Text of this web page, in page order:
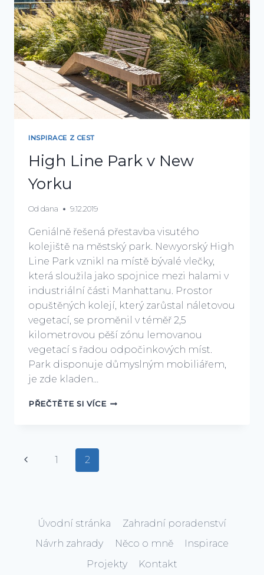
INSPIRACE Z CEST
High Line Park v New
Yorku
Od dana 9.12.2019
Geniálně řešená přestavba visutého
kolejiště na městský park. Newyorský High
Line Park vznikl na místě bývalé vlečky,
která sloužila jako spojnice mezi halami v
industriální části Manhattanu. Prostor
opuštěných kolejí, který zarůstal náletovou
vegetací, se proměnil v téměř 2,5
kilometrovou pěší zónu lemovanou
vegetací s řadou odpočinkových míst.
Park disponuje důmyslným mobiliářem,
je zde kladen…
PŘEČTĚTE SI VÍCEHIGH
Navigace
Předchozí
1 2
Úvodní stránka
Zahradní poradenství
Návrh zahrady
Něco o mně
Inspirace
Projekty
Kontakt